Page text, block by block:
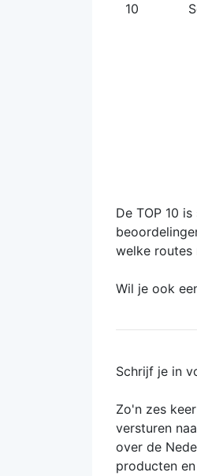
10
De TOP 10
welke routes
Wil je ook
Schrijf je in
Zo'n zes
versturen
over de
producten